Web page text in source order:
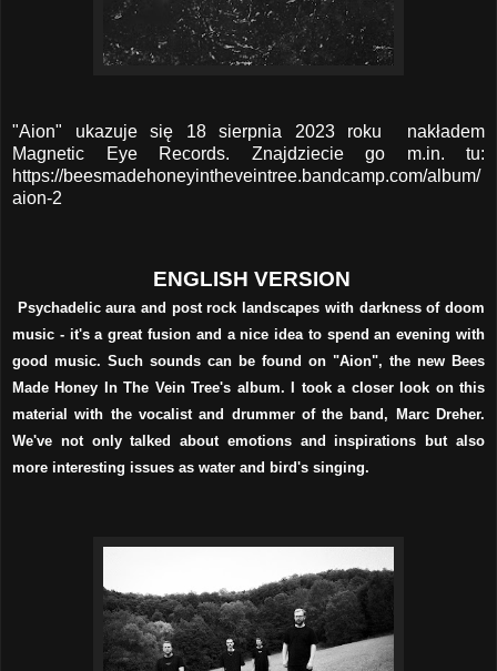
"Aion" ukazuje się 18 sierpnia 2023 roku nakładem
Magnetic Eye Records. Znajdziecie go m.in. tu:
https://beesmadehoneyintheveintree.bandcamp.com/album/
aion-2
ENGLISH VERSION
Psychadelic aura and post rock landscapes with darkness of doom
music - it's a great fusion and a nice idea to spend an evening with
good music. Such sounds can be found on "Aion", the new Bees
Made Honey In The Vein Tree's album. I took a closer look on this
material with the vocalist and drummer of the band, Marc Dreher.
We've not only talked about emotions and inspirations but also
more interesting issues as water and bird's singing.